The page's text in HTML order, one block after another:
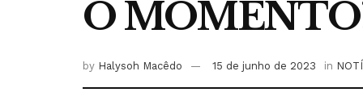
O
by Halysoh Macêdo 15 de junho de 2023 in